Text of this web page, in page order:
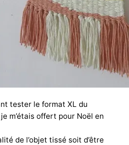
tester le format XL du
m’étais offert pour Noël en
de l’objet tissé soit d’être